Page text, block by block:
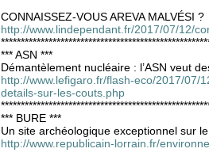
CONNAISSEZ-VOUS AREVA MALVÉSI ?
http://www.lindependant.fr/2017/07/12/
*** ASN ***
Démantèlement nucléaire : l’ASN veut
http://www.lefigaro.fr/flash-eco/2017/07/
details-sur-les-couts.php
*** BURE ***
Un site archéologique exceptionnel sur
http://www.republicain-lorrain.fr/